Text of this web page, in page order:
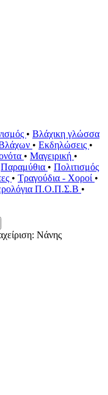
• Βλάχικη γλώσσα
• Εκδηλώσεις •
• Μαγειρική •
Παραμύθια • Πολιτισμός
• Τραγούδια - Χοροί •
Π.Ο.Π.Σ.Β •
Νάνης